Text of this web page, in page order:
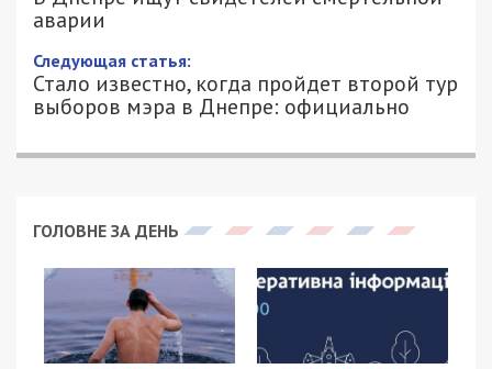
аварии
Следующая статья:
Стало известно, когда пройдет второй тур
выборов мэра в Днепре: официально
ГОЛОВНЕ ЗА ДЕНЬ